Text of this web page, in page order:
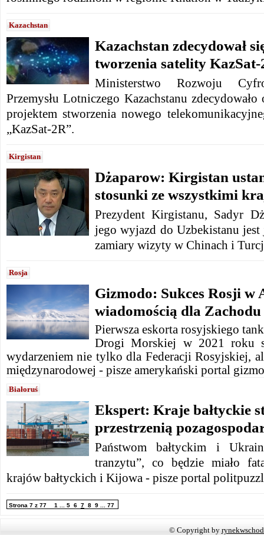
Kazachstan
Kazachstan zdecydował
tworzenia satelity KazSat-
Ministerstwo Rozwoju
Przemysłu Lotniczego Kazachstanu
projektem stworzenia nowego
„KazSat-2R”.
Kirgistan
Dżaparow: Kirgistan
stosunki ze wszystkimi
Prezydent Kirgistanu, Sadyr
jego wyjazd do Uzbekistanu jest
zamiary wizyty w Chinach i
Rosja
Gizmodo: Sukces Rosji w
wiadomością dla Zachodu
Pierwsza eskorta rosyjskiego
Drogi Morskiej w 2021 roku
wydarzeniem nie tylko dla Federacji Rosyjskiej,
międzynarodowej - pisze amerykański portal
Białoruś
Ekspert: Kraje bałtyckie
przestrzenią
Państwom bałtyckim i
tranzytu”, co będzie miało
krajów bałtyckich i Kijowa - pisze portal
Strona 7 z 77 1 5 6 7 8 9 77
© Copyright by